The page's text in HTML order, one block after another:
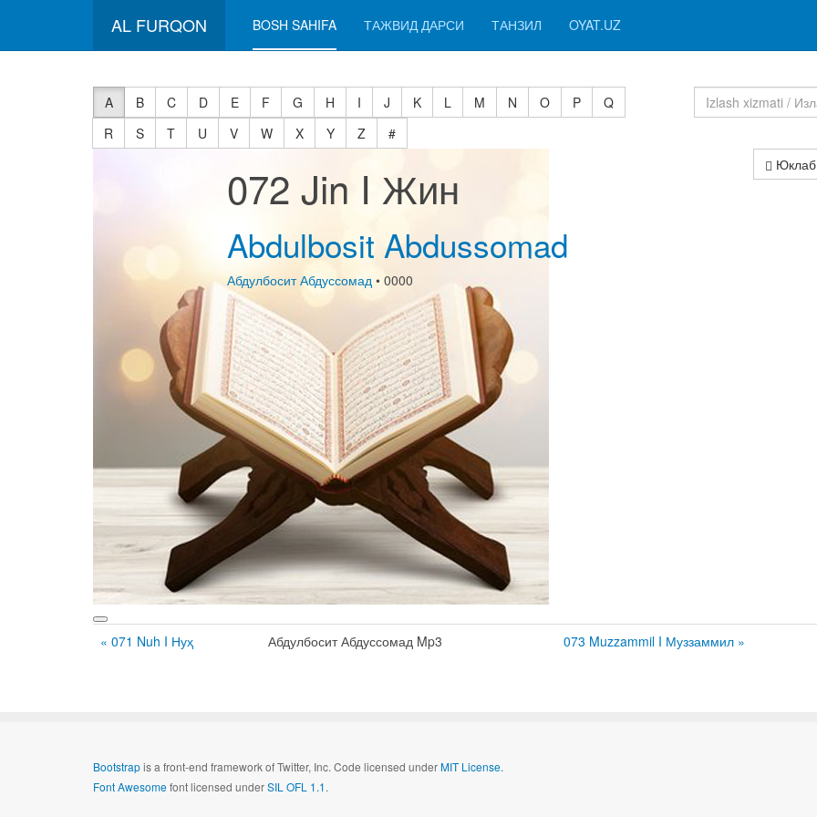
AL FURQON BOSH SAHIFA ТАЖВИД ДАРСИ ТАНЗИЛ OYAT.UZ
A B C D E F G H I J K L M N O P
Q
R
S T U V W X Y Z
#
072 Jin I Жин
Abdulbosit Abdussomad
Абдулбосит Абдуссомад • 0000
« 071 Nuh I Нуҳ Абдулбосит Абдуссомад Mp3 073 Muzzammil I Муззаммил »
Bootstrapis a front-end framework of Twitter, Inc. Code licensed underMIT License.
Font Awesomefont licensed underSIL OFL 1.1.